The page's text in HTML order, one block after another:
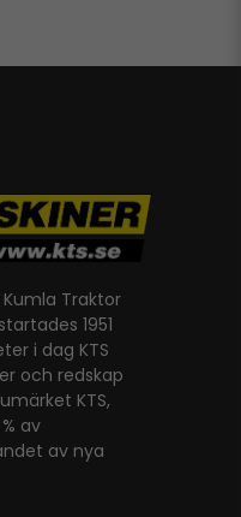
Traktor
1951
i dag KTS
och redskap
KTS,
av
av nya